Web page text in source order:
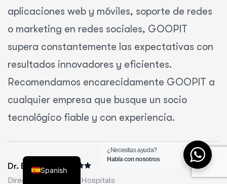
aplicaciones web y móviles, soporte de redes
o marketing en redes sociales, GOOPIT
supera constantemente las expectativas con
resultados innovadores y eficientes.
Recomendamos encarecidamente GOOPIT a
cualquier empresa que busque un socio
tecnológico fiable y con experiencia.
Dr. Babu
Director de Rainbow Hospitals
¿Necesitas ayuda?
Habla con nosotros
Spanish
German
Dutch
Russian
Chinese